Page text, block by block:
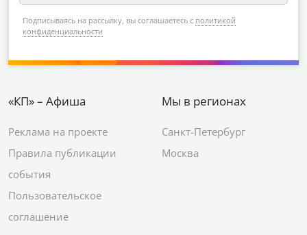
Подписываясь на рассылку, вы соглашаетесь с политикой
конфиденциальности
«КП» – Афиша
Реклама на проекте
Правила публикации
события
Пользовательское
соглашение
Мы в регионах
Санкт-Петербург
Москва